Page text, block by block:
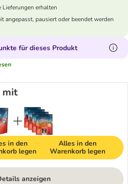
Lieferungen erhalten
angepasst, pausiert oder beendet werden
für dieses Produkt
mit
in den
legen
Alles in den
Warenkorb legen
anzeigen